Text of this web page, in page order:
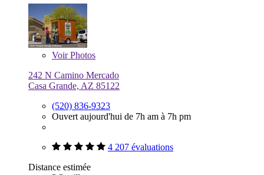
VoirPhotos
242 N Camino Mercado
Casa Grande, AZ 85122
(520) 836-9323
Ouvert aujourd'hui de 7h am à 7h pm
4 207 évaluations
Distance estimée